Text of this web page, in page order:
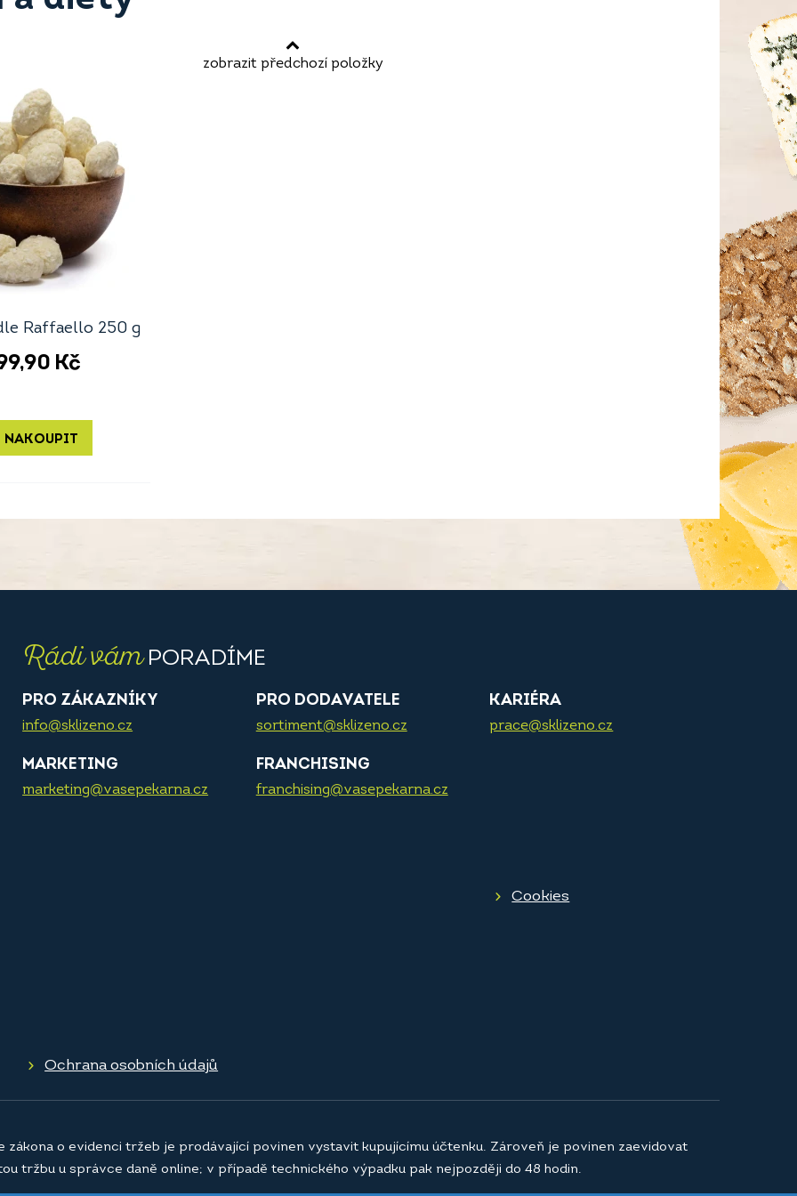
zobrazit předchozí položky
Raffaello 250 g
Kč
NAKOUPIT
Rádi vámPORADÍME
PRO ZÁKAZNÍKY
info@sklizeno.cz
PRO DODAVATELE
sortiment@sklizeno.cz
KARIÉRA
prace@sklizeno.cz
MARKETING
marketing@vasepekarna.cz
FRANCHISING
franchising@vasepekarna.cz
Cookies
Ochrana osobních údajů
zákona o evidenci tržeb je prodávající povinen vystavit kupujícímu účtenku. Zároveň je povinen zaevidovat
tržbu u správce daně online; v případě technického výpadku pak nejpozději do 48 hodin.